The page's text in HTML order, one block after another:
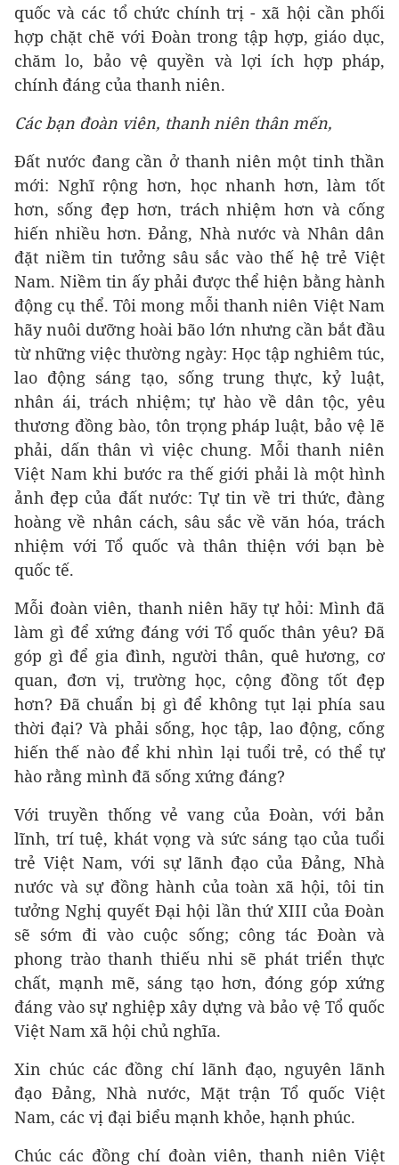
quốc và các tổ chức chính trị - xã hội cần phối
hợp chặt chẽ với Đoàn trong tập hợp, giáo dục,
chăm lo, bảo vệ quyền và lợi ích hợp pháp,
chính đáng của thanh niên.
Các bạn đoàn viên, thanh niên thân mến,
Đất nước đang cần ở thanh niên một tinh thần
mới: Nghĩ rộng hơn, học nhanh hơn, làm tốt
hơn, sống đẹp hơn, trách nhiệm hơn và cống
hiến nhiều hơn. Đảng, Nhà nước và Nhân dân
đặt niềm tin tưởng sâu sắc vào thế hệ trẻ Việt
Nam. Niềm tin ấy phải được thể hiện bằng hành
động cụ thể. Tôi mong mỗi thanh niên Việt Nam
hãy nuôi dưỡng hoài bão lớn nhưng cần bắt đầu
từ những việc thường ngày: Học tập nghiêm túc,
lao động sáng tạo, sống trung thực, kỷ luật,
nhân ái, trách nhiệm; tự hào về dân tộc, yêu
thương đồng bào, tôn trọng pháp luật, bảo vệ lẽ
phải, dấn thân vì việc chung. Mỗi thanh niên
Việt Nam khi bước ra thế giới phải là một hình
ảnh đẹp của đất nước: Tự tin về tri thức, đàng
hoàng về nhân cách, sâu sắc về văn hóa, trách
nhiệm với Tổ quốc và thân thiện với bạn bè
quốc tế.
Mỗi đoàn viên, thanh niên hãy tự hỏi: Mình đã
làm gì để xứng đáng với Tổ quốc thân yêu? Đã
góp gì để gia đình, người thân, quê hương, cơ
quan, đơn vị, trường học, cộng đồng tốt đẹp
hơn? Đã chuẩn bị gì để không tụt lại phía sau
thời đại? Và phải sống, học tập, lao động, cống
hiến thế nào để khi nhìn lại tuổi trẻ, có thể tự
hào rằng mình đã sống xứng đáng?
Với truyền thống vẻ vang của Đoàn, với bản
lĩnh, trí tuệ, khát vọng và sức sáng tạo của tuổi
trẻ Việt Nam, với sự lãnh đạo của Đảng, Nhà
nước và sự đồng hành của toàn xã hội, tôi tin
tưởng Nghị quyết Đại hội lần thứ XIII của Đoàn
sẽ sớm đi vào cuộc sống; công tác Đoàn và
phong trào thanh thiếu nhi sẽ phát triển thực
chất, mạnh mẽ, sáng tạo hơn, đóng góp xứng
đáng vào sự nghiệp xây dựng và bảo vệ Tổ quốc
Việt Nam xã hội chủ nghĩa.
Xin chúc các đồng chí lãnh đạo, nguyên lãnh
đạo Đảng, Nhà nước, Mặt trận Tổ quốc Việt
Nam, các vị đại biểu mạnh khỏe, hạnh phúc.
Chúc các đồng chí đoàn viên, thanh niên Việt